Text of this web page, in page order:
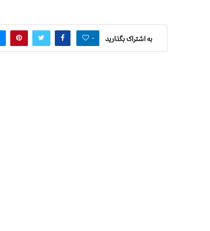
به اشتراک بگذارید ۰